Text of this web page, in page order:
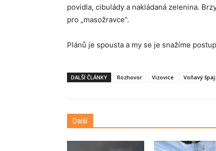
povidla, cibulády a nakládaná zelenina.
pro „masožravce“.
Plánů je spousta a my se je snažíme
DALŠÍ ČLÁNKY Rozhovor Vizovice Voňavý
Další